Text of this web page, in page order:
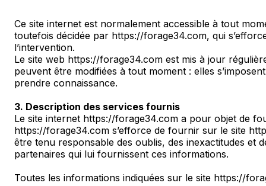
Ce site internet est normalement accessible à tout
toutefois décidée par https://forage34.com, qui
l’intervention.
Le site web https://forage34.com est mis à jour
peuvent être modifiées à tout moment : elles
prendre connaissance.
3. Description des services fournis
Le site internet https://forage34.com a pour objet de
https://forage34.com s’efforce de fournir sur le site
être tenu responsable des oublis, des inexactitudes et
partenaires qui lui fournissent ces informations.
Toutes les informations indiquées sur le site https://